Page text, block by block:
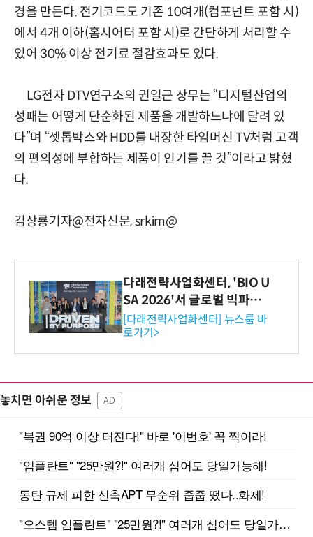
경을 만든다. 전기코드도 기존 10여개(컴포넌트 포함 시)
에서 4개 이하(홈시어터 포함 시)로 간단하게 처리할 수
있어 30% 이상 전기료 절감효과도 있다.
LG전자 DTV연구소의 권일근 상무는 “디지털산업의
성패는 어떻게 단순화된 제품을 개발하느냐에 달려 있
다”며 “셋톱박스와 HDD를 내장한 타임머신 TV처럼 고객
의 편의성에 부합하는 제품이 인기를 끌 것”이라고 밝혔
다.
김상룡기자@전자신문, srkim@
다래전략사업화센터, 'BIO U
SA 2026'서 글로벌 빅파마
와의 비즈니스 미팅 지원…K
-바이오 해외 진출 교두보 확
보
[다래전략사업화센터] 뉴스룸 바
로가기>
놓치면 아쉬운 정보 AD